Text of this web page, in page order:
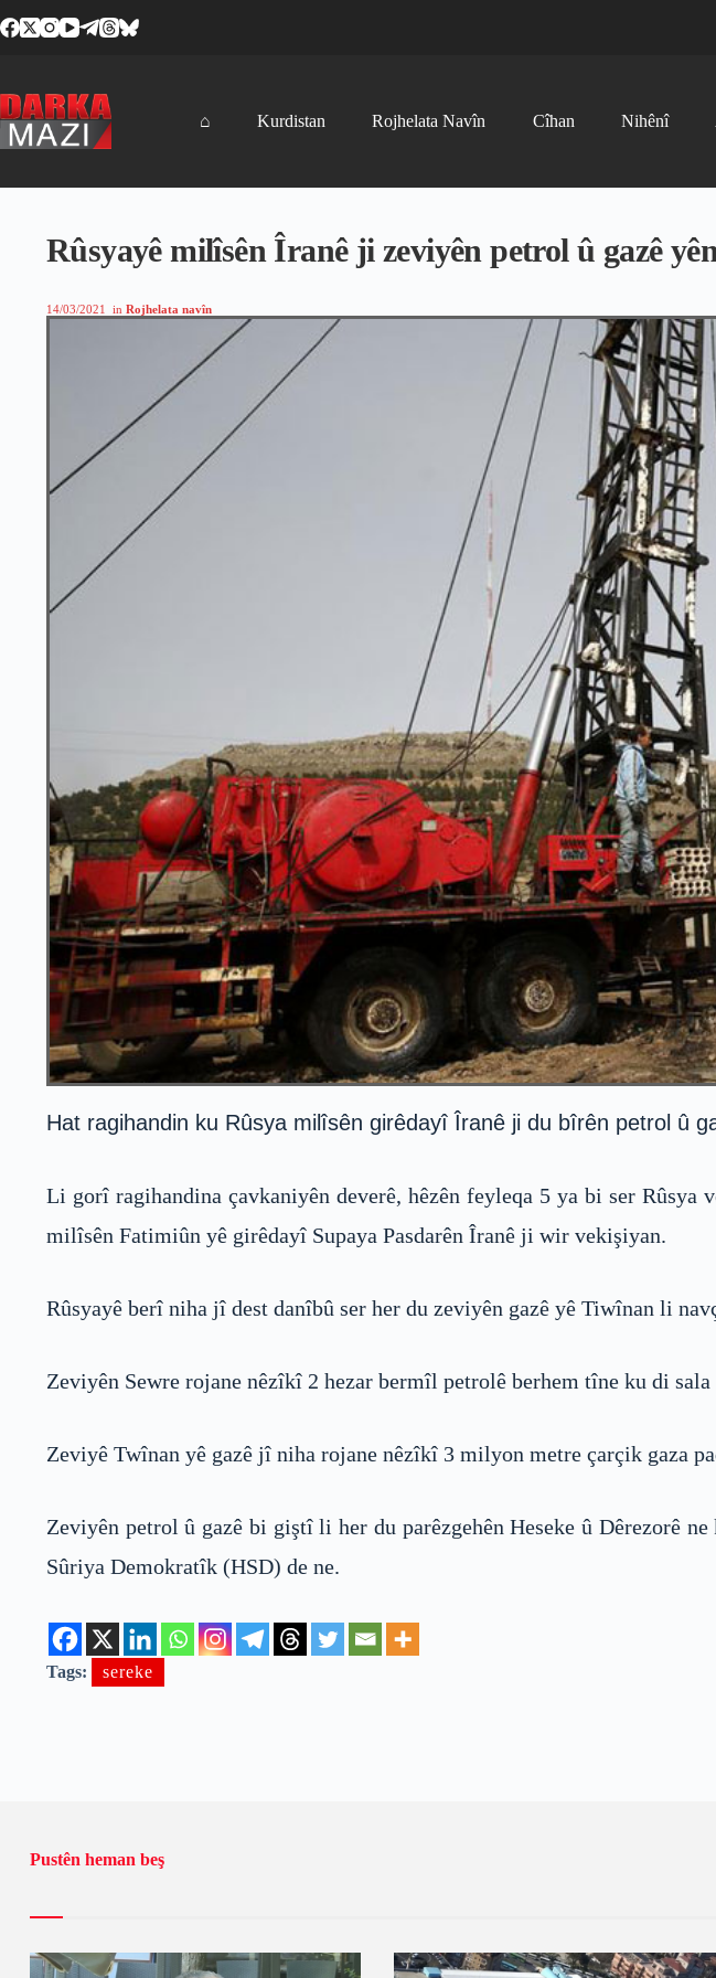
to
⌂ Kurdistan Rojhelata Navîn Cîhan Nihênî
Rûsyayê milîsên Îranê ji zeviyên petrol û gazê
14/03/2021 in Rojhelata navîn
Hat ragihandin ku Rûsya milîsên girêdayî Îranê ji du bîrên petrol û
Li gorî ragihandina çavkaniyên deverê, hêzên feyleqa 5 ya bi ser
milîsên Fatimiûn yê girêdayî Supaya Pasdarên Îranê ji wir vekişiyan.
Rûsyayê berî niha jî dest danîbû ser her du zeviyên gazê yê Tiwînan li
Zeviyên Sewre rojane nêzîkî 2 hezar bermîl petrolê berhem tîne ku di
Zeviyê Twînan yê gazê jî niha rojane nêzîkî 3 milyon metre çarçik gaza
Zeviyên petrol û gazê bi giştî li her du parêzgehên Heseke û Dêrezorê
Sûriya Demokratîk (HSD) de ne.
Tags: sereke
Pustên heman beş